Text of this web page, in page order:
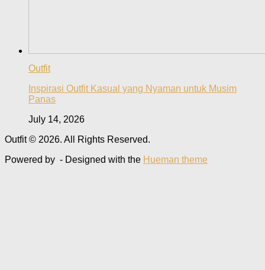
Outfit
Inspirasi Outfit Kasual yang Nyaman untuk Musim
Panas
July 14, 2026
Outfit © 2026. All Rights Reserved.
Powered by - Designed with the Hueman theme